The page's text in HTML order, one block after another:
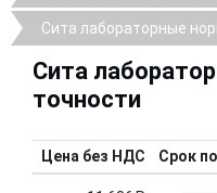
Сита лабораторные
Сита лабораторные нормальной
точности
Цена без НДС Срок